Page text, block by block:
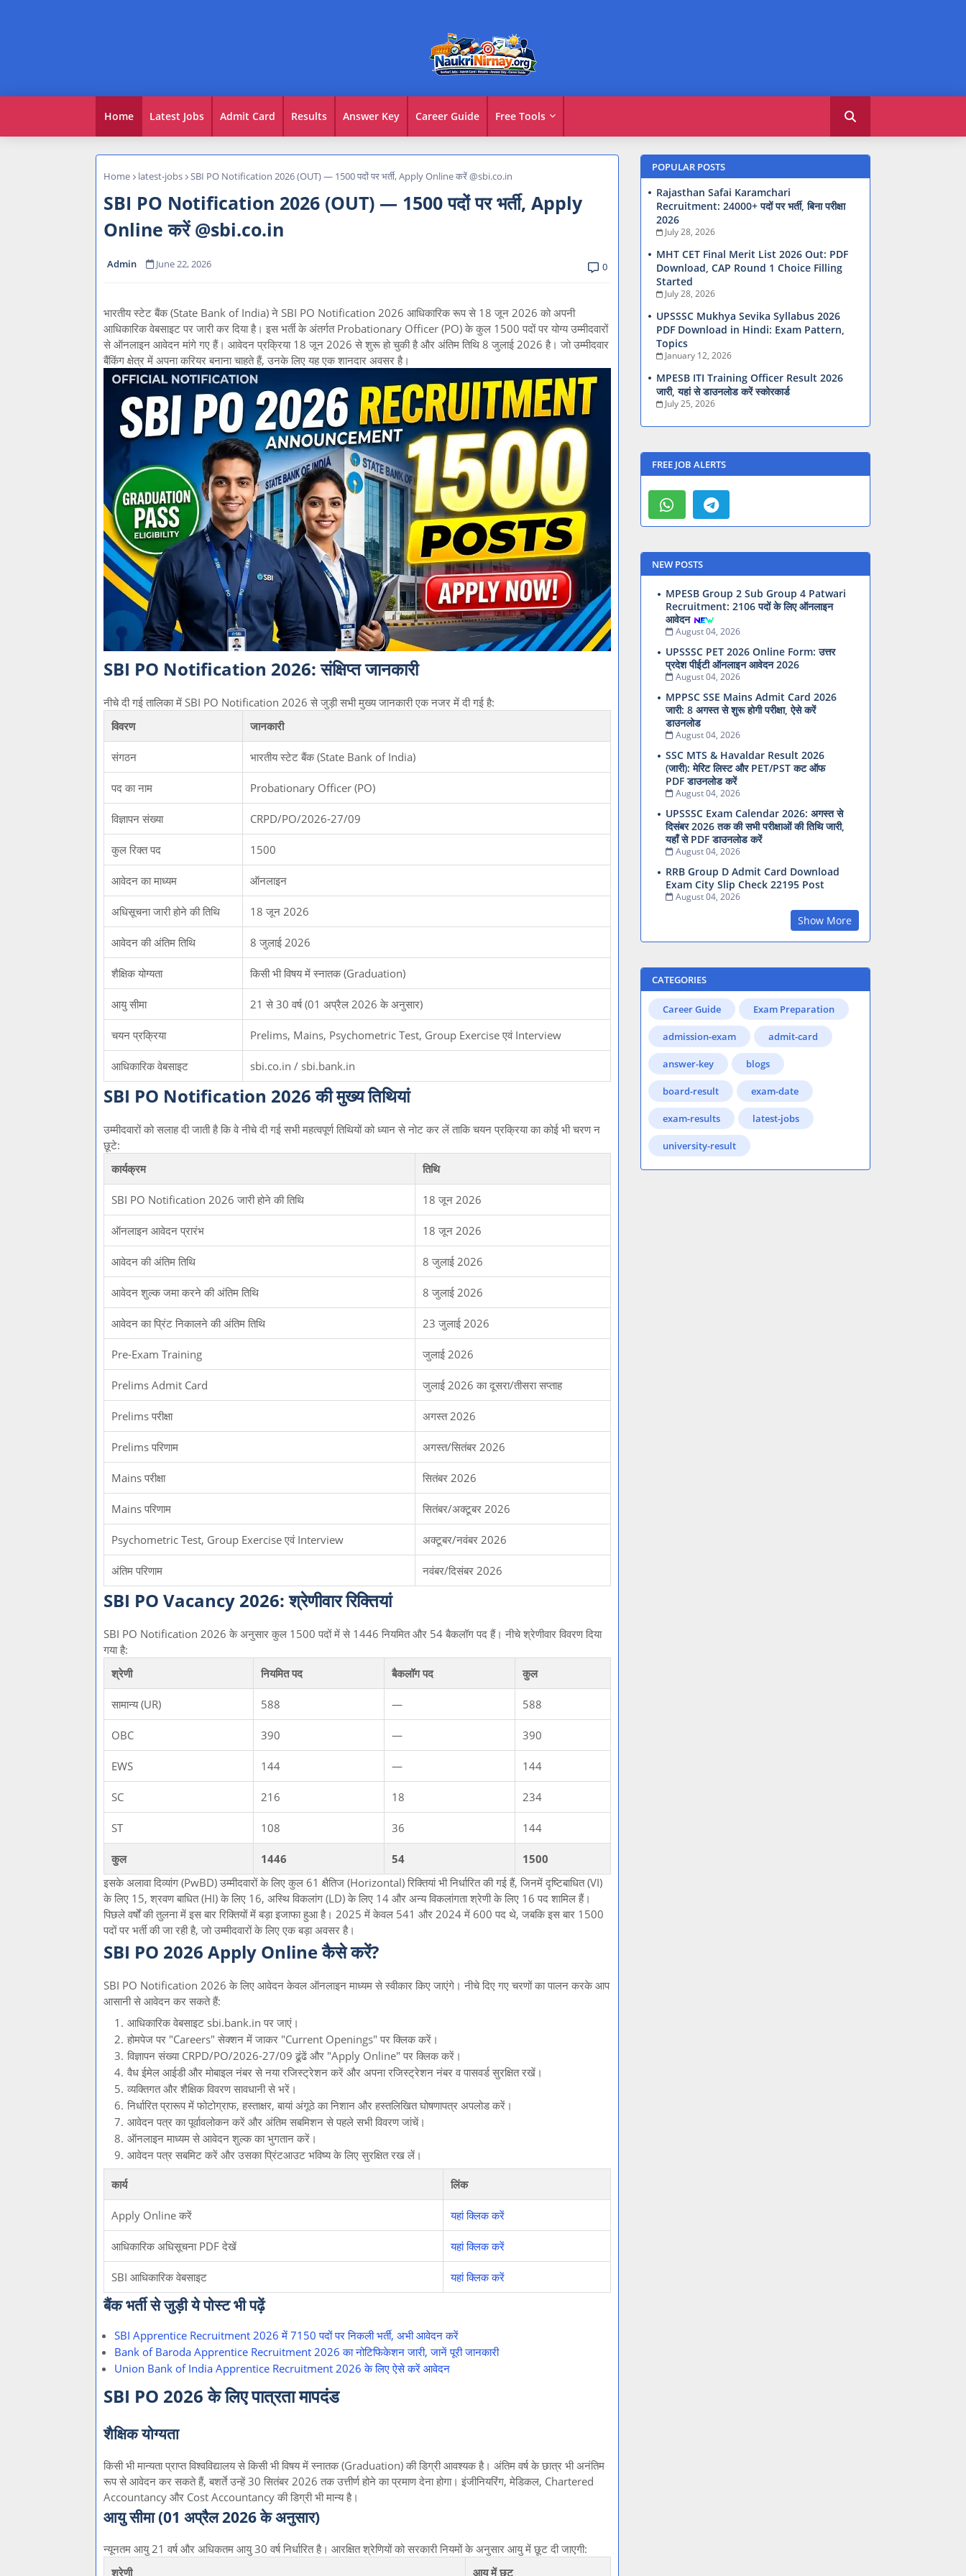
Home Latest Jobs Admit Card Results Answer Key Career Guide Free Tools
Home latest-jobs SBI PO Notification 2026 (OUT) — 1500 पदों पर भर्ती, Apply Online करें @sbi.co.in
SBI PO Notification 2026 (OUT) — 1500 पदों पर भर्ती, Apply
Online करें @sbi.co.in
Admin June 22, 2026 0
भारतीय स्टेट बैंक (State Bank of India) ने SBI PO Notification 2026 आधिकारिक रूप से 18 जून 2026 को अपनी
आधिकारिक वेबसाइट पर जारी कर दिया है। इस भर्ती के अंतर्गत Probationary Officer (PO) के कुल 1500 पदों पर योग्य उम्मीदवारों
से ऑनलाइन आवेदन मांगे गए हैं। आवेदन प्रक्रिया 18 जून 2026 से शुरू हो चुकी है और अंतिम तिथि 8 जुलाई 2026 है। जो उम्मीदवार
बैंकिंग क्षेत्र में अपना करियर बनाना चाहते हैं, उनके लिए यह एक शानदार अवसर है।
SBI PO Notification 2026: संक्षिप्त जानकारी
नीचे दी गई तालिका में SBI PO Notification 2026 से जुड़ी सभी मुख्य जानकारी एक नजर में दी गई है:
विवरण
जानकारी
संगठन भारतीय स्टेट बैंक (State Bank of India)
पद का नाम Probationary Officer (PO)
विज्ञापन संख्या CRPD/PO/2026-27/09
कुल रिक्त पद 1500
आवेदन का माध्यम ऑनलाइन
अधिसूचना जारी होने की तिथि 18 जून 2026
आवेदन की अंतिम तिथि 8 जुलाई 2026
शैक्षिक योग्यता किसी भी विषय में स्नातक (Graduation)
आयु सीमा 21 से 30 वर्ष (01 अप्रैल 2026 के अनुसार)
चयन प्रक्रिया Prelims, Mains, Psychometric Test, Group Exercise एवं Interview
आधिकारिक वेबसाइट sbi.co.in / sbi.bank.in
SBI PO Notification 2026 की मुख्य तिथियां
उम्मीदवारों को सलाह दी जाती है कि वे नीचे दी गई सभी महत्वपूर्ण तिथियों को ध्यान से नोट कर लें ताकि चयन प्रक्रिया का कोई भी चरण न
छूटे:
कार्यक्रम
तिथि
SBI PO Notification 2026 जारी होने की तिथि 18 जून 2026
ऑनलाइन आवेदन प्रारंभ 18 जून 2026
आवेदन की अंतिम तिथि 8 जुलाई 2026
आवेदन शुल्क जमा करने की अंतिम तिथि 8 जुलाई 2026
आवेदन का प्रिंट निकालने की अंतिम तिथि 23 जुलाई 2026
Pre-Exam Training जुलाई 2026
Prelims Admit Card जुलाई 2026 का दूसरा/तीसरा सप्ताह
Prelims परीक्षा अगस्त 2026
Prelims परिणाम अगस्त/सितंबर 2026
Mains परीक्षा सितंबर 2026
Mains परिणाम सितंबर/अक्टूबर 2026
Psychometric Test, Group Exercise एवं Interview अक्टूबर/नवंबर 2026
अंतिम परिणाम नवंबर/दिसंबर 2026
SBI PO Vacancy 2026: श्रेणीवार रिक्तियां
SBI PO Notification 2026 के अनुसार कुल 1500 पदों में से 1446 नियमित और 54 बैकलॉग पद हैं। नीचे श्रेणीवार विवरण दिया
गया है:
श्रेणी
नियमित पद बैकलॉग पद कुल
सामान्य (UR) 588 — 588
OBC 390 — 390
EWS 144 — 144
SC 216 18 234
ST 108 36 144
कुल 1446 54
1500
इसके अलावा दिव्यांग (PwBD) उम्मीदवारों के लिए कुल 61 क्षैतिज (Horizontal) रिक्तियां भी निर्धारित की गई हैं, जिनमें दृष्टिबाधित (VI)
के लिए 15, श्रवण बाधित (HI) के लिए 16, अस्थि विकलांग (LD) के लिए 14 और अन्य विकलांगता श्रेणी के लिए 16 पद शामिल हैं।
पिछले वर्षों की तुलना में इस बार रिक्तियों में बड़ा इजाफा हुआ है। 2025 में केवल 541 और 2024 में 600 पद थे, जबकि इस बार 1500
पदों पर भर्ती की जा रही है, जो उम्मीदवारों के लिए एक बड़ा अवसर है।
SBI PO 2026 Apply Online कैसे करें?
SBI PO Notification 2026 के लिए आवेदन केवल ऑनलाइन माध्यम से स्वीकार किए जाएंगे। नीचे दिए गए चरणों का पालन करके आप
आसानी से आवेदन कर सकते हैं:
आधिकारिक वेबसाइट sbi.bank.in पर जाएं।
होमपेज पर "Careers" सेक्शन में जाकर "Current Openings" पर क्लिक करें।
विज्ञापन संख्या CRPD/PO/2026-27/09 ढूंढें और "Apply Online" पर क्लिक करें।
वैध ईमेल आईडी और मोबाइल नंबर से नया रजिस्ट्रेशन करें और अपना रजिस्ट्रेशन नंबर व पासवर्ड सुरक्षित रखें।
व्यक्तिगत और शैक्षिक विवरण सावधानी से भरें।
निर्धारित प्रारूप में फोटोग्राफ, हस्ताक्षर, बायां अंगूठे का निशान और हस्तलिखित घोषणापत्र अपलोड करें।
आवेदन पत्र का पूर्वावलोकन करें और अंतिम सबमिशन से पहले सभी विवरण जांचें।
ऑनलाइन माध्यम से आवेदन शुल्क का भुगतान करें।
आवेदन पत्र सबमिट करें और उसका प्रिंटआउट भविष्य के लिए सुरक्षित रख लें।
कार्य लिंक
Apply Online करें यहां क्लिक करें
आधिकारिक अधिसूचना PDF देखें यहां क्लिक करें
SBI आधिकारिक वेबसाइट यहां क्लिक करें
बैंक भर्ती से जुड़ी ये पोस्ट भी पढ़ें
SBI Apprentice Recruitment 2026 में 7150 पदों पर निकली भर्ती, अभी आवेदन करें
Bank of Baroda Apprentice Recruitment 2026 का नोटिफिकेशन जारी, जानें पूरी जानकारी
Union Bank of India Apprentice Recruitment 2026 के लिए ऐसे करें आवेदन
SBI PO 2026 के लिए पात्रता मापदंड
शैक्षिक योग्यता
किसी भी मान्यता प्राप्त विश्वविद्यालय से किसी भी विषय में स्नातक (Graduation) की डिग्री आवश्यक है। अंतिम वर्ष के छात्र भी अनंतिम
रूप से आवेदन कर सकते हैं, बशर्ते उन्हें 30 सितंबर 2026 तक उत्तीर्ण होने का प्रमाण देना होगा। इंजीनियरिंग, मेडिकल, Chartered
Accountancy और Cost Accountancy की डिग्री भी मान्य है।
आयु सीमा (01 अप्रैल 2026 के अनुसार)
न्यूनतम आयु 21 वर्ष और अधिकतम आयु 30 वर्ष निर्धारित है। आरक्षित श्रेणियों को सरकारी नियमों के अनुसार आयु में छूट दी जाएगी:
श्रेणी
आयु में छूट
POPULAR POSTS
Rajasthan Safai Karamchari
Recruitment: 24000+ पदों पर भर्ती, बिना परीक्षा
2026
July 28, 2026
MHT CET Final Merit List 2026 Out: PDF
Download, CAP Round 1 Choice Filling
Started
July 28, 2026
UPSSSC Mukhya Sevika Syllabus 2026
PDF Download in Hindi: Exam Pattern,
Topics
January 12, 2026
MPESB ITI Training Officer Result 2026
जारी, यहां से डाउनलोड करें स्कोरकार्ड
July 25, 2026
FREE JOB ALERTS
NEW POSTS
MPESB Group 2 Sub Group 4 Patwari
Recruitment: 2106 पदों के लिए ऑनलाइन
आवेदन
August 04, 2026
UPSSSC PET 2026 Online Form: उत्तर
प्रदेश पीईटी ऑनलाइन आवेदन 2026
August 04, 2026
MPPSC SSE Mains Admit Card 2026
जारी: 8 अगस्त से शुरू होगी परीक्षा, ऐसे करें
डाउनलोड
August 04, 2026
SSC MTS & Havaldar Result 2026
(जारी): मेरिट लिस्ट और PET/PST कट ऑफ
PDF डाउनलोड करें
August 04, 2026
UPSSSC Exam Calendar 2026: अगस्त से
दिसंबर 2026 तक की सभी परीक्षाओं की तिथि जारी,
यहाँ से PDF डाउनलोड करें
August 04, 2026
RRB Group D Admit Card Download
Exam City Slip Check 22195 Post
August 04, 2026
Show More
CATEGORIES
Career Guide Exam Preparation
admission-exam admit-card
answer-key blogs
board-result exam-date
exam-results latest-jobs
university-result